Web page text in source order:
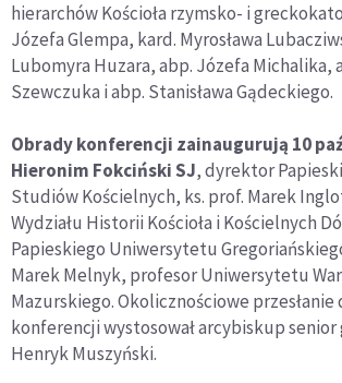
hierarchów Kościoła rzymsko- i
Józefa Glempa, kard. Myrosława
Lubomyra Huzara, abp. Józefa Michalika,
Szewczuka i abp. Stanisława Gądeckiego.
Obrady konferencji zainaugurują 10
Hieronim Fokciński SJ, dyrektor
Studiów Kościelnych, ks. prof. Marek
Wydziału Historii Kościoła i Kościelnych
Papieskiego Uniwersytetu
Marek Melnyk, profesor Uniwersytetu
Mazurskiego. Okolicznościowe
konferencji wystosował arcybiskup senior
Henryk Muszyński.